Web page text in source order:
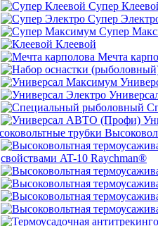
Супер
Супер
Супер
Клеевой
Мечта
свойствами AT-10 Raychman®